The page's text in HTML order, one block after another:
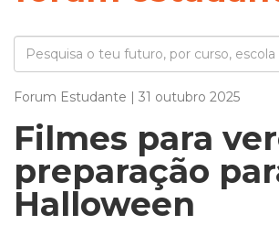
Forum Estudante | 31 outubro 2025
Filmes para
preparação
Halloween